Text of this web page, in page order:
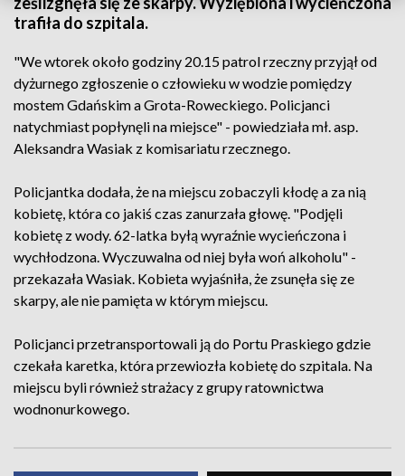
trafiła do szpitala.
"We wtorek około godziny 20.15 patrol rzeczny przyjął od
dyżurnego zgłoszenie o człowieku w wodzie pomiędzy
mostem Gdańskim a Grota-Roweckiego. Policjanci
natychmiast popłynęli na miejsce" - powiedziała mł. asp.
Aleksandra Wasiak z komisariatu rzecznego.
Policjantka dodała, że na miejscu zobaczyli kłodę a za nią
kobietę, która co jakiś czas zanurzała głowę. "Podjęli
kobietę z wody. 62-latka byłą wyraźnie wycieńczona i
wychłodzona. Wyczuwalna od niej była woń alkoholu" -
przekazała Wasiak. Kobieta wyjaśniła, że zsunęła się ze
skarpy, ale nie pamięta w którym miejscu.
Policjanci przetransportowali ją do Portu Praskiego gdzie
czekała karetka, która przewiozła kobietę do szpitala. Na
miejscu byli również strażacy z grupy ratownictwa
wodnonurkowego.